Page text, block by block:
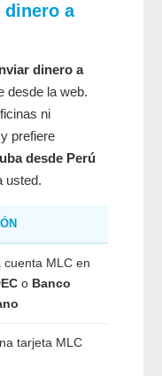
dinero a
dinero a
desde la web.
ni
y prefiere
desde Perú
usted.
cuenta MLC en
o Banco
tarjeta MLC